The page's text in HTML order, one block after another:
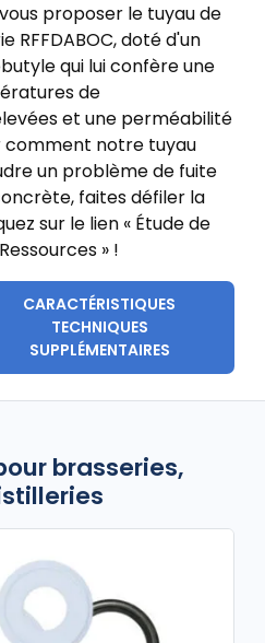
proposer le tuyau de
RFFDABOC, doté d'un
qui lui confère une
de
et une perméabilité
comment notre tuyau
un problème de fuite
faites défiler la
sur le lien « Étude de
» !
CARACTÉRISTIQUES
TECHNIQUES
SUPPLÉMENTAIRES
brasseries,